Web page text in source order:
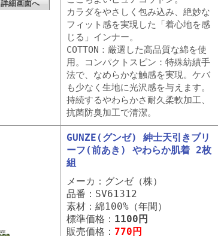
詳細画面へ
カラダをやさしく包み込み、絶妙な
フィット感を実現した「着心地を感
じる」インナー。
COTTON：厳選した高品質な綿を使
用。コンパクトスピン：特殊紡績手
法で、なめらかな触感を実現。ケバ
も少なく生地に光沢感を与えます。
持続するやわらかさ耐久柔軟加工、
抗菌防臭加工で清潔。
GUNZE(グンゼ) 紳士天引きブリ
ーフ(前あき) やわらか肌着 2枚
組
メーカ：グンゼ（株）
品番：SV61312
素材：綿100%（年間）
標準価格： 1100円
販売価格： 770円